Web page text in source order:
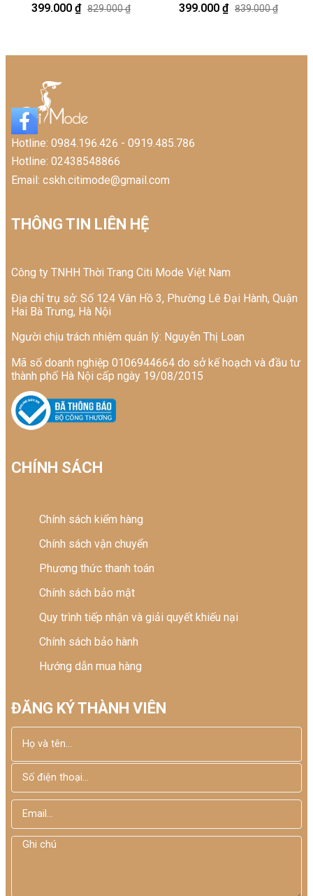
399.000 ₫ 829.000 ₫ 399.000 ₫ 839.000 ₫
CHÍNH SÁCH
Chính sách kiểm hàng
Chính sách vận chuyển
Phương thức thanh toán
Chính sách bảo mật
Quy trình tiếp nhận và giải quyết khiếu nại
Chính sách bảo hành
Hướng dẫn mua hàng
ĐĂNG KÝ THÀNH VIÊN
Hotline: 0984.196.426 - 0919.485.786
Email: cskh.citimode@gmail.com
Hotline: 02438548866
THÔNG TIN LIÊN HỆ
Công ty TNHH Thời Trang Citi Mode Việt Nam
Địa chỉ trụ sở: Số 124 Vân Hồ 3, Phường Lê Đại Hành, Quận
Hai Bà Trưng, Hà Nội
Người chịu trách nhiệm quản lý: Nguyễn Thị Loan
Mã số doanh nghiệp 0106944664 do sở kế hoạch và đầu tư
thành phố Hà Nội cấp ngày 19/08/2015